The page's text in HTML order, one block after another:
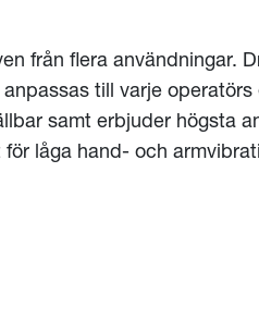
från flera användningar.
till varje
samt erbjuder högsta
låga hand- och